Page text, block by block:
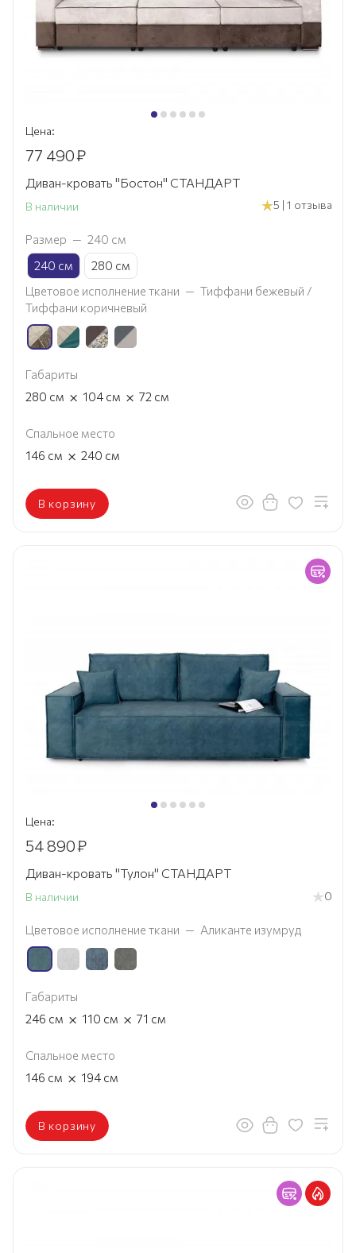
Цена:
77 490₽
Диван-кровать "Бостон" СТАНДАРТ
В наличии 5 | 1 отзыва
Размер — 240 см
240 см
280 см
Цветовое исполнение ткани — Тиффани бежевый /
Тиффани коричневый
Габариты
280 см × 104 см × 72 см
Спальное место
146 см × 240 см
В корзину
Цена:
54 890₽
Диван-кровать "Тулон" СТАНДАРТ
В наличии 0
Цветовое исполнение ткани — Аликанте изумруд
Габариты
246 см × 110 см × 71 см
Спальное место
146 см × 194 см
В корзину